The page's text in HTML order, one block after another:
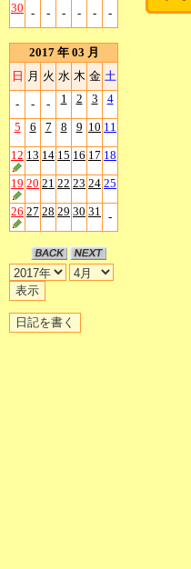
30 - - - - - -
2017 年 03 月
日 月 火 水 木 金 土
- - - 1 2 3 4
5 6 7 8 9 10 11
12 13 14 15 16 17 18
19 20 21 22 23 24 25
26 27 28 29 30 31 -